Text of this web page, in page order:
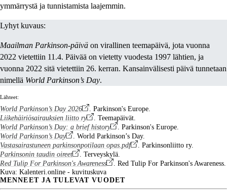
ymmärrystä ja tunnistamista laajemmin.
Lyhyt kuvaus:
Maailman Parkinson-päivä on virallinen teemapäivä, jota vuonna
2022 vietettiin 11.4. Päivää on vietetty vuodesta 1997 lähtien, ja
vuonna 2022 sitä vietettiin 26. kerran. Kansainvälisesti päivä tunnetaan
nimellä World Parkinson’s Day.
Lähteet:
World Parkinson’s Day 2026
. Parkinson's Europe.
Liikehäiriösairauksien liitto ry
. Teemapäivät.
World Parkinson’s Day: a brief history
. Parkinson's Europe.
World Parkinson’s Day
. World Parkinson’s Day.
Vastasairastuneen parkinsonpotilaan opas.pdf
. Parkinsonliitto ry.
Parkinsonin taudin oireet
. Terveyskylä.
Red Tulip For Parkinson's Awareness
. Red Tulip For Parkinson's Awareness.
Kuva: Kalenteri.online - kuvituskuva
MENNEET JA TULEVAT VUODET